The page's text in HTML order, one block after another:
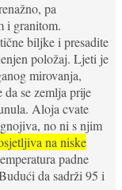
pa
i granitom.
biljke i presadite
položaj. Ljeti je
mirovanja,
se zemlja prije
Aloja cvate
no ni s njim
na niske
padne
da sadrži 95 i